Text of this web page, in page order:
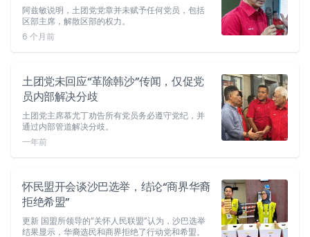
阿兹敏说明，土团党党章并未赋予任何党员，包括
区部主席，解散区部的权力。
6 个月前
土团党未回应“革除韩沙”传闻，仅促党
员内部解决分歧
土团党主席慕尤丁劝告所有党员务必遵守党纪，并
通过内部管道解决分歧。
一年前
怀民盟开会谈沙巴选举，结论“商界华裔
拒绝希盟”
更新 国盟所领导的“关怀人民联盟”认为，沙巴选举
结果显示，华裔选民和商界拒绝了行动党和希盟。